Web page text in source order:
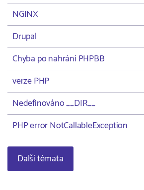
NGINX
Drupal
Chyba po nahrání PHPBB
verze PHP
Nedefinováno __DIR__
PHP error NotCallableException
Další témata